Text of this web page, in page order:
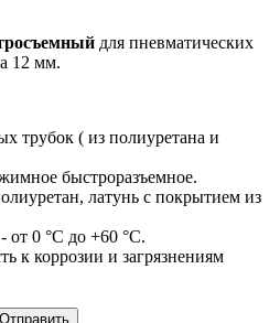
для пневматических
12 мм.
трубок ( из полиуретана и
быстроразъемное.
латунь с покрытием из
от 0 °C до +60 °C.
к коррозии и загрязнениям